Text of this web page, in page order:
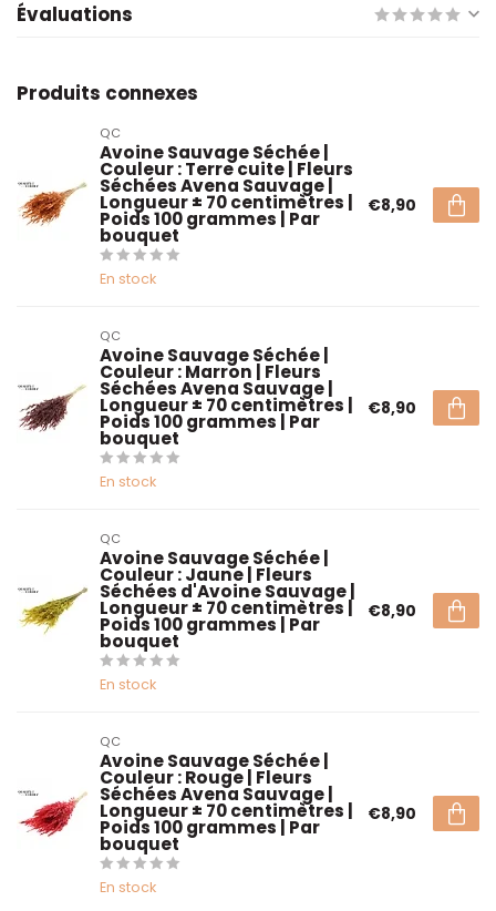
Évaluations
Produits connexes
QC
Avoine Sauvage Séchée |
Couleur : Terre cuite | Fleurs
Séchées Avena Sauvage |
Longueur ± 70 centimètres |
Poids 100 grammes | Par
bouquet
En stock
€8,90
QC
Avoine Sauvage Séchée |
Couleur : Marron | Fleurs
Séchées Avena Sauvage |
Longueur ± 70 centimètres |
Poids 100 grammes | Par
bouquet
En stock
€8,90
QC
Avoine Sauvage Séchée |
Couleur : Jaune | Fleurs
Séchées d'Avoine Sauvage |
Longueur ± 70 centimètres |
Poids 100 grammes | Par
bouquet
En stock
€8,90
QC
Avoine Sauvage Séchée |
Couleur : Rouge | Fleurs
Séchées Avena Sauvage |
Longueur ± 70 centimètres |
Poids 100 grammes | Par
bouquet
En stock
€8,90